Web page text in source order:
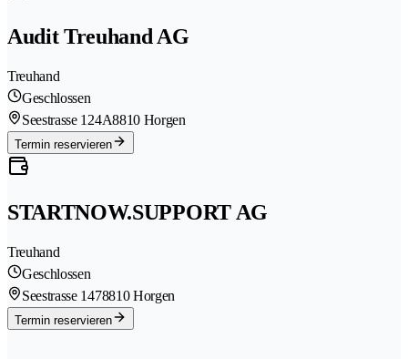
Audit Treuhand AG
Treuhand
Geschlossen
Seestrasse 124A8810 Horgen
Termin reservieren
STARTNOW.SUPPORT AG
Treuhand
Geschlossen
Seestrasse 1478810 Horgen
Termin reservieren